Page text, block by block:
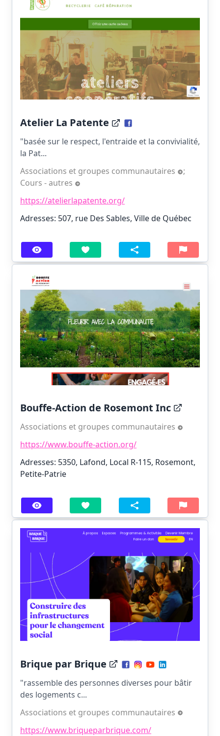
Atelier La Patente
"basée sur le respect, l'entraide et la convivialité,
la Pat...
Associations et groupes communautaires
;
Cours - autres
https://atelierlapatente.org/
Adresses: 507, rue Des Sables, Ville de Québec
Bouffe-Action de Rosemont Inc
Associations et groupes communautaires
https://www.bouffe-action.org/
Adresses: 5350, Lafond, Local R-115, Rosemont,
Petite-Patrie
Brique par Brique
"rassemble des personnes diverses pour bâtir
des logements c...
Associations et groupes communautaires
https://www.briqueparbrique.com/